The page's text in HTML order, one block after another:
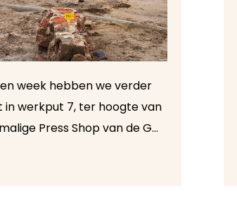
week hebben we verder
in werkput 7, ter hoogte van
de voormalige Press Shop van de GM-fabriek in de haven van Antwerpen. De regen van vorige week heeft er voor gezorgd dat delen van ons vlak verregend waren maar na een dag borstelen, krabben en schuppen ziet het vlak er prachtig uit. Kijk maar naar de foto's hierboven en hieronder!